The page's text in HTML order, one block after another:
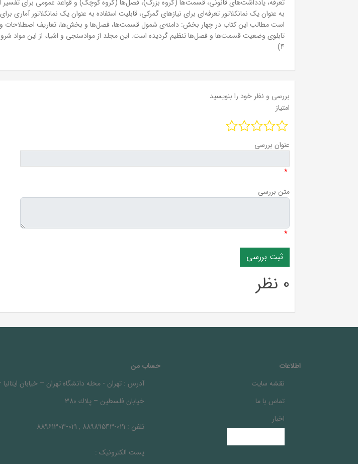
به عنوان یک نمانکلاتور تعرفه‌ای برای نیازهای گمرکی، قابلیت استفاده به عنوان یک نمانکلاتور آماری
است مطالب این کتاب در چهار بخش: دامنه‌ی شمول قسمت‌ها، فصل‌ها و بخش‌ها، تعاریف اصطلاحات
تابلوی وضعیت قسمت‌ها و فصل‌ها تنظیم گردیده است. این مجلد از موادسنجی و اشیاء از این مواد
4)
بررسی و نظر خود را بنویسید
امتیاز
عنوان بررسی
*
متن بررسی
*
0 نظر
اطلاعات
نقشه سایت
تماس با ما
اخبار
حساب من
آدرس : تهران - محله دانشگاه تهران – خيابان ايتاليا
خيابان فلسطين – پلاك 380
تلفن : 021-88989543 , 021-88961303
پست الکترونیک :